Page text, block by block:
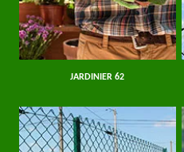
JARDINIER 62